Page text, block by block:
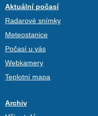
Aktuální počasí
Radarové snímky
Meteostanice
Počasí u vás
Webkamery
Teplotní mapa
Archiv